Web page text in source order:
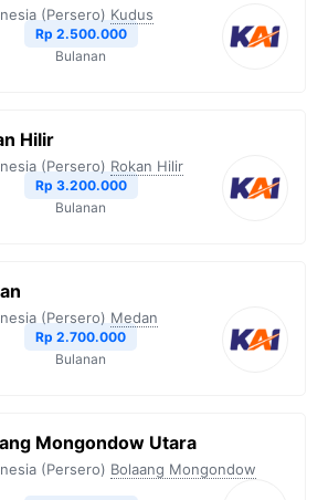
(Persero) Kudus
Rp 2.500.000
Bulanan
Hilir
(Persero) Rokan Hilir
Rp 3.200.000
Bulanan
(Persero) Medan
Rp 2.700.000
Bulanan
Mongondow Utara
(Persero) Bolaang Mongondow